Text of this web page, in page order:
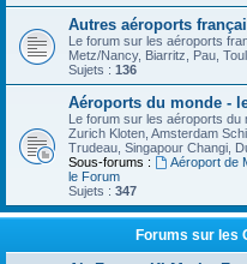
Autres aéroports
Le forum sur les aéroports
Metz/Nancy, Biarritz, Pau,
Sujets : 136
Aéroports du monde -
Le forum sur les aéroports du
Zurich Kloten, Amsterdam
Trudeau, Singapour Changi,
Sous-forums :
Aéroport de
le Forum
Sujets : 347
Forums sur les